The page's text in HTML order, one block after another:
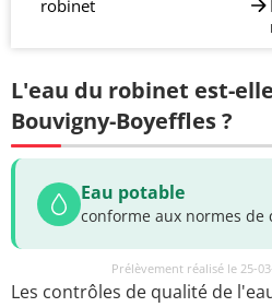
robinet
L'eau du robinet est-
Bouvigny-Boyeffles ?
Eau potable
conforme aux normes de
Prélèvement réalisé le 25-
Les contrôles de qualité de